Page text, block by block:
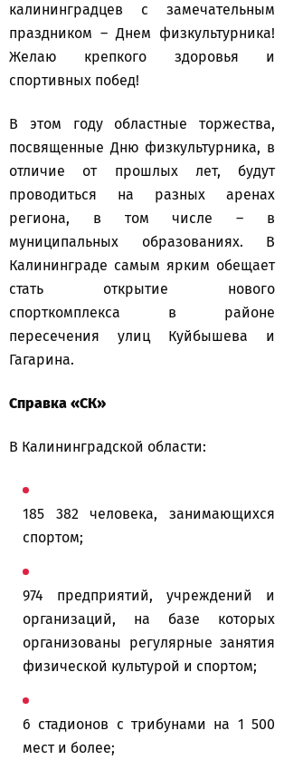
калининградцев с замечательным
праздником – Днем физкультурника!
Желаю крепкого здоровья и
спортивных побед!
В этом году областные торжества,
посвященные Дню физкультурника, в
отличие от прошлых лет, будут
проводиться на разных аренах
региона, в том числе – в
муниципальных образованиях. В
Калининграде самым ярким обещает
стать открытие нового
спорткомплекса в районе
пересечения улиц Куйбышева и
Гагарина.
Справка «СК»
В Калининградской области:
185 382 человека, занимающихся
спортом;
974 предприятий, учреждений и
организаций, на базе которых
организованы регулярные занятия
физической культурой и спортом;
6 стадионов с трибунами на 1 500
мест и более;